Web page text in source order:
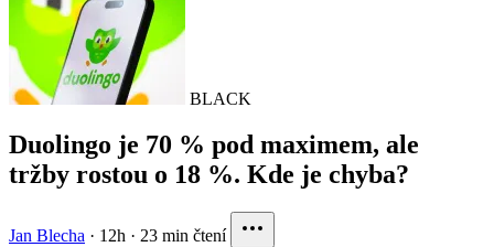
BLACK
Duolingo je 70 % pod maximem, ale
tržby rostou o 18 %. Kde je chyba?
Jan Blecha · 12h · 23 min čtení